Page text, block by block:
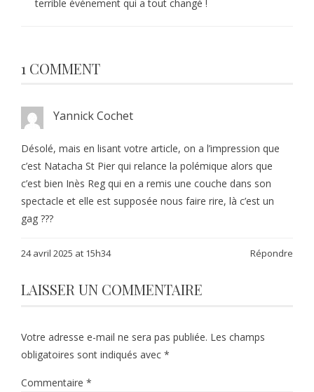
terrible événement qui a tout changé !
1 COMMENT
Yannick Cochet
Désolé, mais en lisant votre article, on a l’impression que
c’est Natacha St Pier qui relance la polémique alors que
c’est bien Inès Reg qui en a remis une couche dans son
spectacle et elle est supposée nous faire rire, là c’est un
gag ???
24 avril 2025 at 15h34 Répondre
LAISSER UN COMMENTAIRE
Votre adresse e-mail ne sera pas publiée. Les champs
obligatoires sont indiqués avec *
Commentaire *